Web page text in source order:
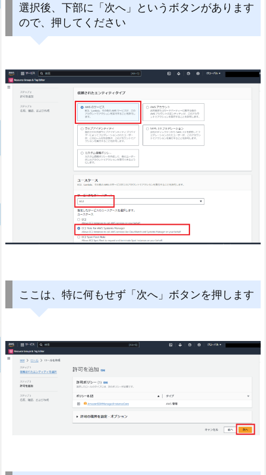
選択後、下部に「次へ」というボタンがあります
ので、押してください
ここは、特に何もせず「次へ」ボタンを押します